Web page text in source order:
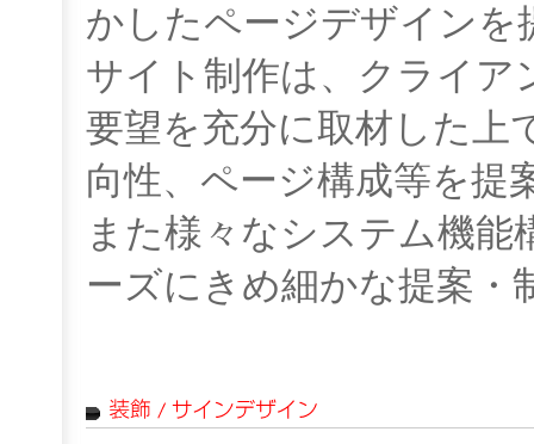
かしたページデザインを
サイト制作は、クライア
要望を充分に取材した上
向性、ページ構成等を提
また様々なシステム機
ーズにきめ細かな提案・